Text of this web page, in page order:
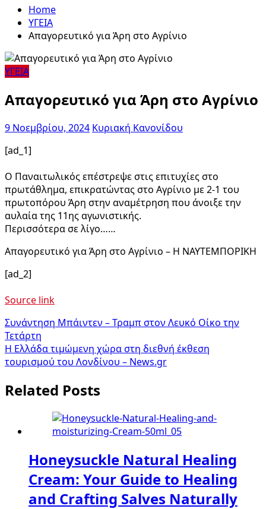
Home
ΥΓΕΙΑ
Απαγορευτικό για Άρη στο Αγρίνιο
ΥΓΕΙΑ
Απαγορευτικό για Άρη στο Αγρίνιο
9 Νοεμβρίου, 2024 Κυριακή Κανονίδου
[ad_1]
Ο Παναιτωλικός επέστρεψε στις επιτυχίες στο
πρωτάθλημα, επικρατώντας στο Αγρίνιο με 2-1 του
πρωτοπόρου Άρη στην αναμέτρηση που άνοιξε την
αυλαία της 11ης αγωνιστικής.
Περισσότερα σε λίγο……
Απαγορευτικό για Άρη στο Αγρίνιο – Η ΝΑΥΤΕΜΠΟΡΙΚΗ
[ad_2]
Source link
Πλοήγηση
άρθρων
Συνάντηση Μπάιντεν – Τραμπ στον Λευκό Οίκο την
Τετάρτη
Η Ελλάδα τιμώμενη χώρα στη διεθνή έκθεση
τουρισμού του Λονδίνου – News.gr
Related Posts
Honeysuckle Natural Healing
Cream: Your Guide to Healing
and Crafting Salves Naturally